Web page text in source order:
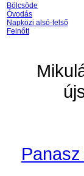
Bölcsöde
Óvodás
Napközi alsó-felső
Felnőtt